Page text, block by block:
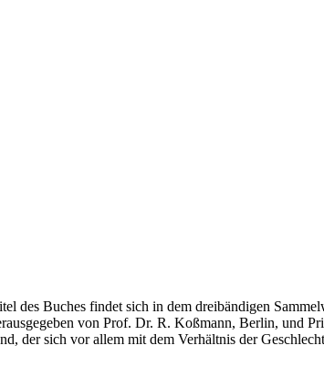
des Buches findet sich in dem dreibändigen
von Prof. Dr. R. Koßmann, Berlin, und
der sich vor allem mit dem Verhältnis der